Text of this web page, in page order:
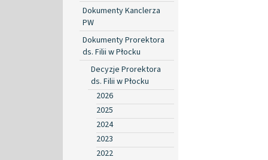
Dokumenty Kanclerza
PW
Dokumenty Prorektora
ds. Filii w Płocku
Decyzje Prorektora
ds. Filii w Płocku
2026
2025
2024
2023
2022